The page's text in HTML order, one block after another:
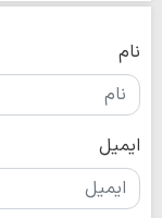
نام
ایمیل